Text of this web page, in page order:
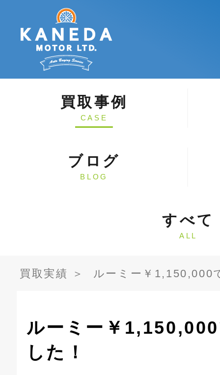
買取事例
CASE
ブログ
BLOG
すべて
ALL
買取実績 ＞ ルーミー￥1,150,000
ルーミー￥
した！